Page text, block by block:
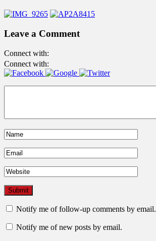
Leave a Comment
Connect with:
Connect with:
Notify me of follow-up comments by email.
Notify me of new posts by email.